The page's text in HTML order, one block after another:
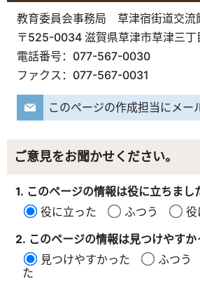
教育委員会事務局 草津宿街道交流
〒525-0034 滋賀県草津市草津三丁
電話番号：077-567-0030
ファクス：077-567-0031
このページの作成担当にメー
ご意見をお聞かせください。
1. このページの情報は役に立ちまし
役に立った
ふつう
役
2. このページの情報は見つけやすか
見つけやすかった
ふつう
た